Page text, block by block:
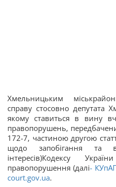
Хмельницьким
справу стосовно депутата
якому ставиться в вину
правопорушень,
172-7, частиною другою
щодо запобігання та
інтересів)Кодексу
правопорушення (далі-
court.gov.ua.